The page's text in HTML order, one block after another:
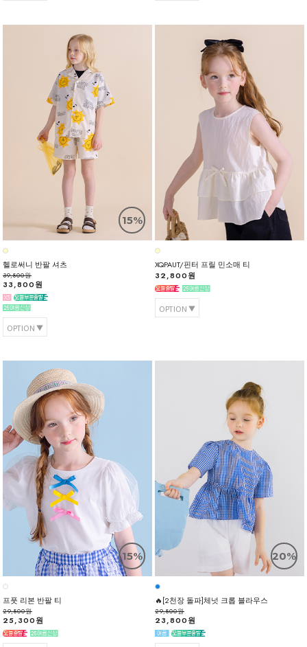
15%
헬로써니 반팔 셔츠
39,800원
33,800원
OPTION
XQPAUT/핀터 프릴 민소매 티
32,800원
OPTION
15%
프풋 리본 반팔 티
29,800원
25,300원
20%
🔥[2천장 돌파]체넛 크롭 블라우스
29,800원
23,800원